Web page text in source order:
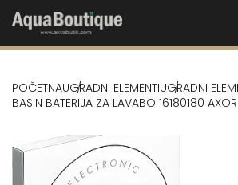
POČETNAUGRADNI ELEMENTIUGRADNI
BASIN BATERIJA ZA LAVABO 16180180 AXOR